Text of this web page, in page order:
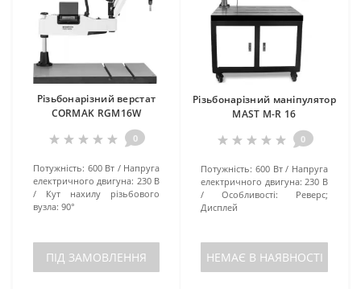
Різьбонарізний верстат
CORMAK RGM16W
0
Потужність: 600 Вт
Напруга
електричного двигуна: 230 В
Кут нахилу різьбового
вузла: 90°
ПІД ЗАМОВЛЕННЯ
Різьбонарізний маніпулятор
MAST M-R 16
0
Потужність: 600 Вт
Напруга
електричного двигуна: 230 В
Особливості:
Реверс;
Дисплей
НЕМАЄ В НАЯВНОСТІ